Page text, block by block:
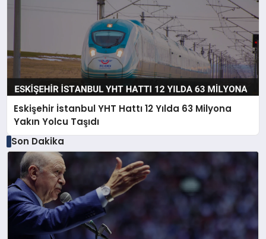
Eskişehir İstanbul YHT Hattı 12 Yılda 63 Milyona
Yakın Yolcu Taşıdı
Son Dakika